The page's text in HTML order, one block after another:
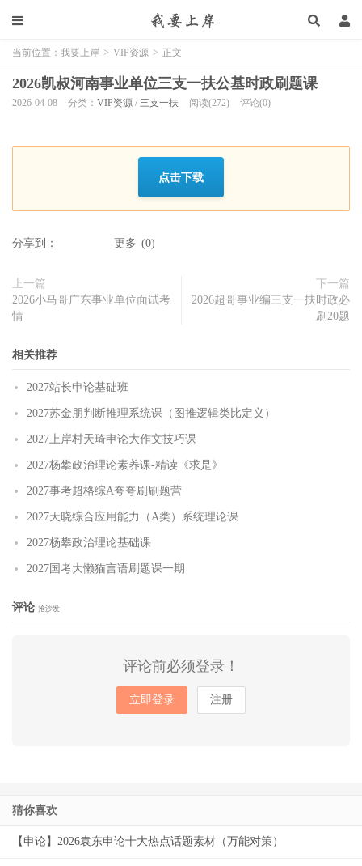
当前位置： 我要上岸 > VIP资源 > 正文
2026凯叔河南事业单位三支一扶公基时政刷题课
2026-04-08 分类： VIP资源 / 三支一扶 阅读(272) 评论(0)
点击下载
分享到： 更多 (0)
上一篇
2026小马哥广东事业单位面试考
情
下一篇
2026超哥事业编三支一扶时政必
刷20题
相关推荐
2027站长申论基础班
2027苏金朋判断推理系统课（图推逻辑类比定义）
2027上岸村天琦申论大作文技巧课
2027杨攀政治理论素养课-精读《求是》
2027事考超格综A夸夸刷刷题营
2027天晓综合应用能力（A类）系统理论课
2027杨攀政治理论基础课
2027国考大懒猫言语刷题课一期
评论 抢沙发
评论前必须登录！
立即登录 注册
猜你喜欢
【申论】2026袁东申论十大热点话题素材（万能对策）